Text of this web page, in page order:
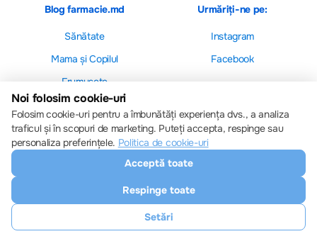
Blog farmacie.md
Sănătate
Mama și Copilul
Frumusețe
Urmăriți-ne pe:
Instagram
Facebook
Farmacie.md
Descărcați aplicația noastră
Setări cookie-uri
Politica de cookie-uri
Noi folosim cookie-uri
Folosim cookie-uri pentru a îmbunătăți experiența dvs., a analiza
traficul și în scopuri de marketing. Puteți accepta, respinge sau
personaliza preferințele. Politica de cookie-uri
Acceptă toate
Respinge toate
Setări